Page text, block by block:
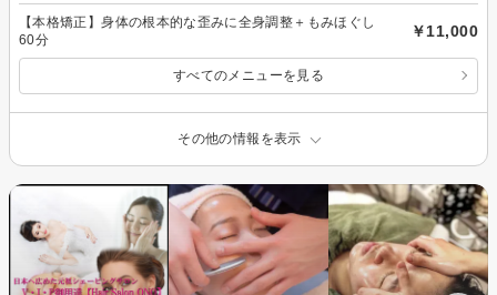
【本格矯正】身体の根本的な歪みに全身調整＋もみほぐし
60分
￥11,000
すべてのメニューを見る
その他の情報を表示